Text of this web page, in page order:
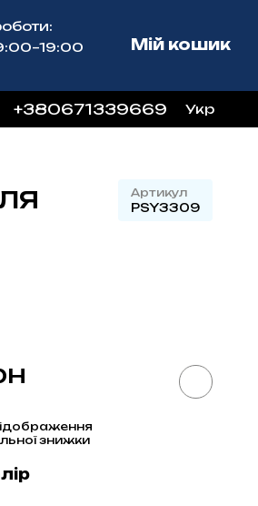
Мій кошик
+380671339669 Укр
Артикул
PSY3309
знижки